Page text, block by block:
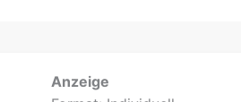
Anzeige